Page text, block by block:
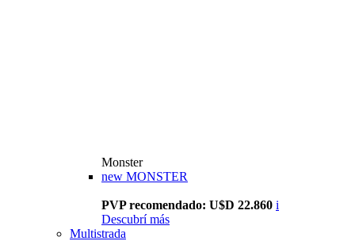
Monster
new MONSTER
PVP recomendado: U$D 22.860 i
Descubrí más
Multistrada